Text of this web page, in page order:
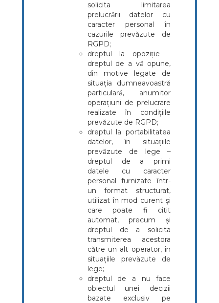
solicita limitarea
prelucrării datelor cu
caracter personal în
cazurile prevăzute de
RGPD;
dreptul la opoziție –
dreptul de a vă opune,
din motive legate de
situația dumneavoastră
particulară, anumitor
operațiuni de prelucrare
realizate în condițiile
prevăzute de RGPD;
dreptul la portabilitatea
datelor, în situațiile
prevăzute de lege –
dreptul de a primi
datele cu caracter
personal furnizate într-
un format structurat,
utilizat în mod curent și
care poate fi citit
automat, precum și
dreptul de a solicita
transmiterea acestora
către un alt operator, în
situațiile prevăzute de
lege;
dreptul de a nu face
obiectul unei decizii
bazate exclusiv pe